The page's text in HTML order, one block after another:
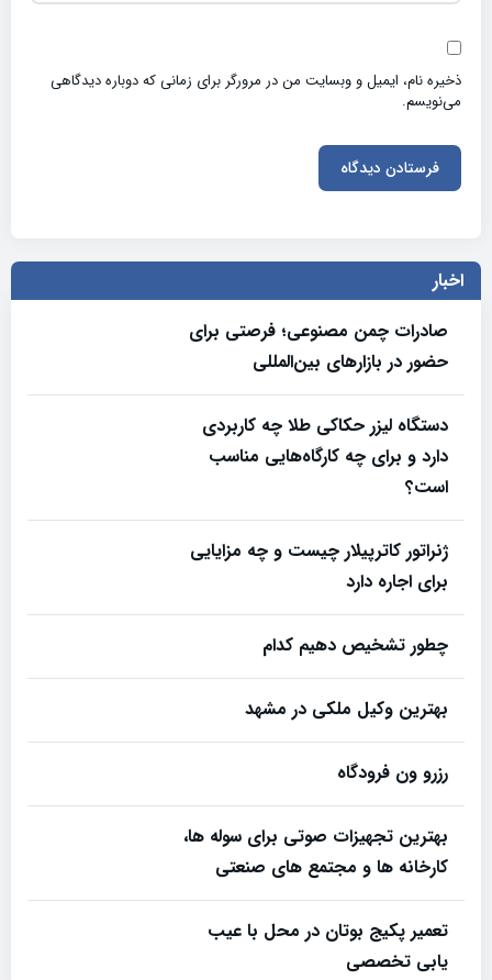
ذخیره نام، ایمیل و وبسایت من در مرورگر برای زمانی که دوباره دیدگاهی
می‌نویسم.
اخبار
صادرات چمن مصنوعی؛ فرصتی برای
حضور در بازارهای بین‌المللی
دستگاه لیزر حکاکی طلا چه کاربردی
دارد و برای چه کارگاه‌هایی مناسب
است؟
ژنراتور کاترپیلار چیست و چه مزایایی
برای اجاره دارد
چطور تشخیص دهیم کدام
بهترین وکیل ملکی در مشهد
رزرو ون فرودگاه
بهترین تجهیزات صوتی برای سوله‌ ها،
کارخانه‌ ها و مجتمع‌ های صنعتی
تعمیر پکیج بوتان در محل با عیب
یابی تخصصی